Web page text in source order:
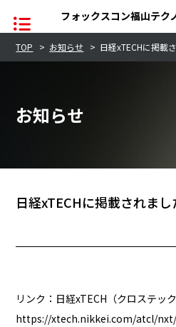
企業情報
品質への取り組み
フォックスコン福山テク
TOP > お知らせ > 日経xTECHに掲載
お知らせ
日経xTECHに掲載されまし
リンク：日経xTECH（クロステッ
https://xtech.nikkei.com/atcl/